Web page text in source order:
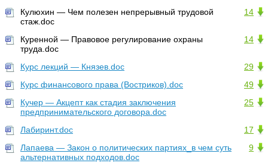
14
Кулюхин — Чем полезен непрерывный трудовой
стаж.doc
14
Куренной — Правовое регулирование охраны
труда.doc
29
Курс лекций — Князев.doc
49
Курс финансового права (Востриков).doc
25
Кучер — Акцепт как стадия заключения
предпринимательского договора.doc
17
Лабиринт.doc
9
Лапаева — Закон о политических партиях_в чем суть
альтернативных подходов.doc